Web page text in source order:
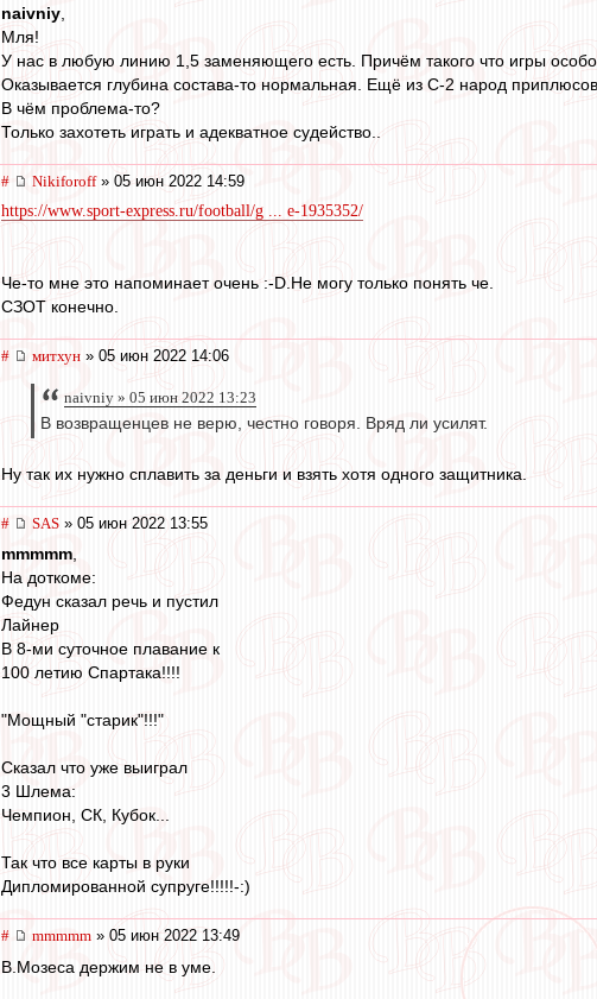
naivniy
Мля!
У нас в любую линию 1,5 заменяющего есть. Причём такого что игры особо
Оказывается глубина состава-то нормальная. Ещё из С-2 народ
В чём проблема-то?
Только захотеть играть и адекватное судейство..
# Nikiforoff» 05 июн 2022 14:59
https://www.sport-express.ru/football/g ... e-1935352/
Че-то мне это напоминает очень :-D.Не могу только понять че.
СЗОТ конечно.
# митхун » 05 июн 2022 14:06
naivniy » 05 июн 2022 13:23
В возвращенцев не верю, честно говоря. Вряд ли усилят.
Ну так их нужно сплавить за деньги и взять хотя одного защитника.
# SAS » 05 июн 2022 13:55
mmmmm,
На доткоме:
Федун сказал речь и пустил
Лайнер
В 8-ми суточное плавание к
100 летию Спартака!!!!
"Мощный "старик"!!!"
Сказал что уже выиграл
3 Шлема:
Чемпион, СК, Кубок...
Так что все карты в руки
Дипломированной супруге!!!!!-:)
# mmmmm » 05 июн 2022 13:49
В.Мозеса держим не в уме.